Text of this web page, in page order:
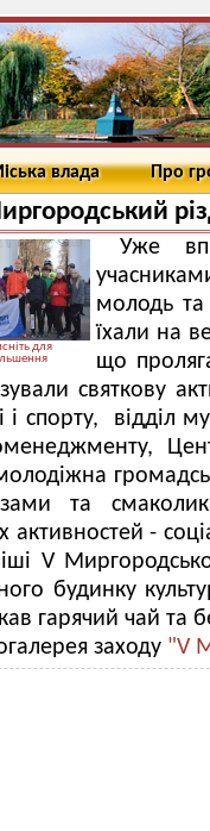
влада Про
для
Уже
молодь та
їхали на
що
святкову
і спорту, відділ
та
активностей -
V
будинку
гарячий чай та
заходу "V